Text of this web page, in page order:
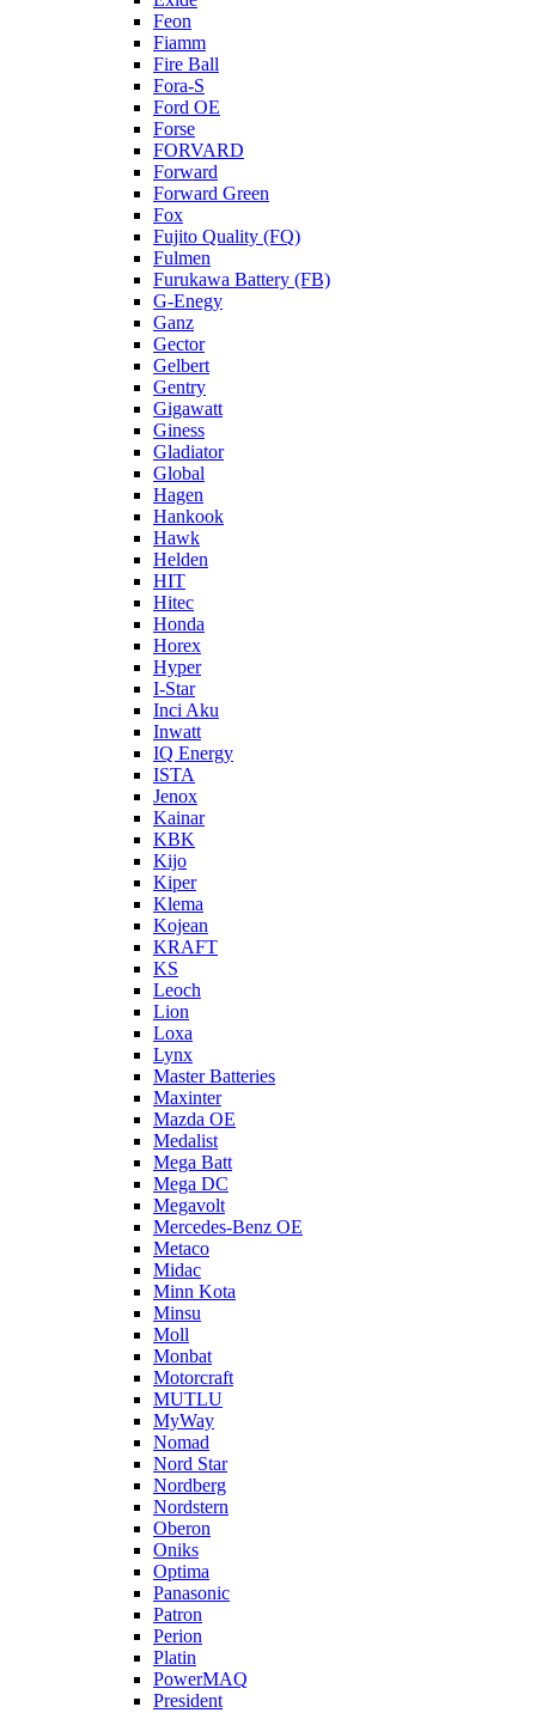
Feon
Fiamm
Fire Ball
Fora-S
Ford OE
Forse
FORVARD
Forward
Forward Green
Fox
Fujito Quality (FQ)
Fulmen
Furukawa Battery (FB)
G-Enegy
Ganz
Gector
Gelbert
Gentry
Gigawatt
Giness
Gladiator
Global
Hagen
Hankook
Hawk
Helden
HIT
Hitec
Honda
Horex
Hyper
I-Star
Inci Aku
Inwatt
IQ Energy
ISTA
Jenox
Kainar
KBK
Kijo
Kiper
Klema
Kojean
KRAFT
KS
Leoch
Lion
Loxa
Lynx
Master Batteries
Maxinter
Mazda OE
Medalist
Mega Batt
Mega DC
Megavolt
Mercedes-Benz OE
Metaco
Midac
Minn Kota
Minsu
Moll
Monbat
Motorcraft
MUTLU
MyWay
Nomad
Nord Star
Nordberg
Nordstern
Oberon
Oniks
Optima
Panasonic
Patron
Perion
Platin
PowerMAQ
President